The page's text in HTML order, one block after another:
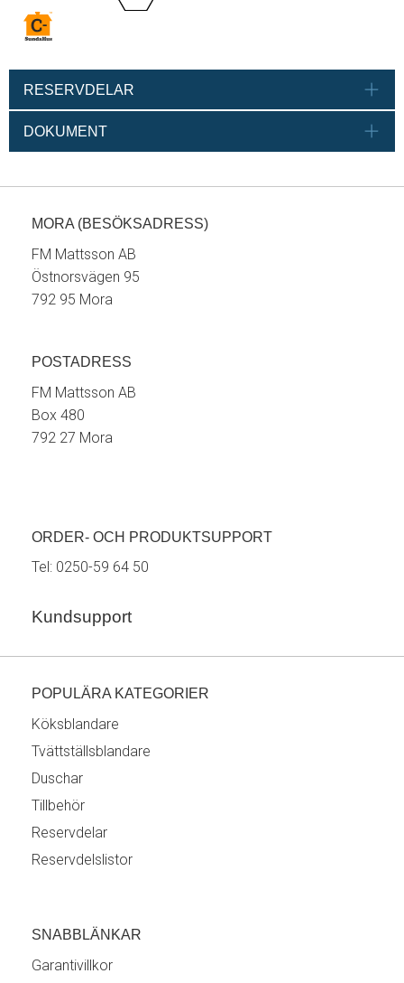
RESERVDELAR
DOKUMENT
MORA (BESÖKSADRESS)
FM Mattsson AB
Östnorsvägen 95
792 95 Mora
POSTADRESS
FM Mattsson AB
Box 480
792 27 Mora
ORDER- OCH PRODUKTSUPPORT
Tel: 0250-59 64 50
Kundsupport
POPULÄRA KATEGORIER
Köksblandare
Tvättställsblandare
Duschar
Tillbehör
Reservdelar
Reservdelslistor
SNABBLÄNKAR
Garantivillkor